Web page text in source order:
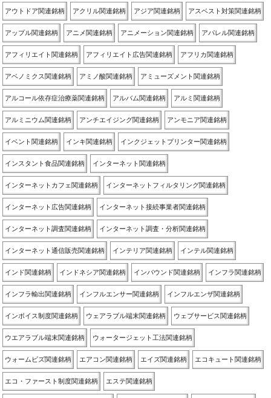
アウトドア関連銘柄 アクリル関連銘柄 アジア関連銘柄 アスベスト対策関連銘柄
アップル関連銘柄 アニメ関連銘柄 アニメーション関連銘柄 アパレル関連銘柄
アフィリエイト関連銘柄 アフィリエイト広告関連銘柄 アフリカ関連銘柄
アベノミクス関連銘柄 アミノ酸関連銘柄 アミューズメント関連銘柄
アルコール依存症治療薬関連銘柄 アルバム関連銘柄 アルミ関連銘柄
アルミニウム関連銘柄 アンチエイジング関連銘柄 アンモニア関連銘柄
イベント関連銘柄 インキ関連銘柄 インクジェットプリンター関連銘柄
インスタント食品関連銘柄 インターネット関連銘柄
インターネットカフェ関連銘柄 インターネットフィルタリング関連銘柄
インターネット広告関連銘柄 インターネット接続事業者関連銘柄
インターネット調査関連銘柄 インターネット調査・分析関連銘柄
インターネット通信販売関連銘柄 インテリア関連銘柄 インテル関連銘柄
インド関連銘柄 インドネシア関連銘柄 インバウンド関連銘柄 インフラ関連銘柄
インフラ輸出関連銘柄 インフルエンサー関連銘柄 インフルエンザ関連銘柄
インボイス制度関連銘柄 ウェアラブル端末関連銘柄 ウェブサービス関連銘柄
ウエアラブル端末関連銘柄 ウォータージェット工法関連銘柄
ウォームビズ関連銘柄 エアコン関連銘柄 エイズ関連銘柄 エコキュート関連銘柄
エコ・ファースト制度関連銘柄 エステ関連銘柄